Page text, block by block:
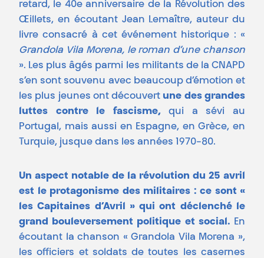
retard, le 40e anniversaire de la Révolution des
Œillets, en écoutant Jean Lemaître, auteur du
livre consacré à cet événement historique : «
Grandola Vila Morena, le roman d’une chanson
». Les plus âgés parmi les militants de la CNAPD
s’en sont souvenu avec beaucoup d’émotion et
les plus jeunes ont découvert une des grandes
luttes contre le fascisme,qui a sévi au
Portugal, mais aussi en Espagne, en Grèce, en
Turquie, jusque dans les années 1970-80.
Un aspect notable de la révolution du 25 avril
est le protagonisme des militaires : ce sont «
les Capitaines d’Avril » qui ont déclenché le
grand bouleversement politique et social. En
écoutant la chanson « Grandola Vila Morena »,
les officiers et soldats de toutes les casernes